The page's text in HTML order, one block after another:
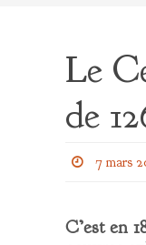
Le
de
7 mars
C’est en